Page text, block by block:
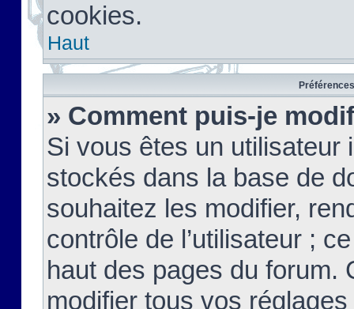
cookies.
Haut
» Comment puis-je
Si vous êtes un
stockés dans la base de
souhaitez les modifier,
contrôle de l’utilisateur ;
haut des pages du forum.
modifier tous vos